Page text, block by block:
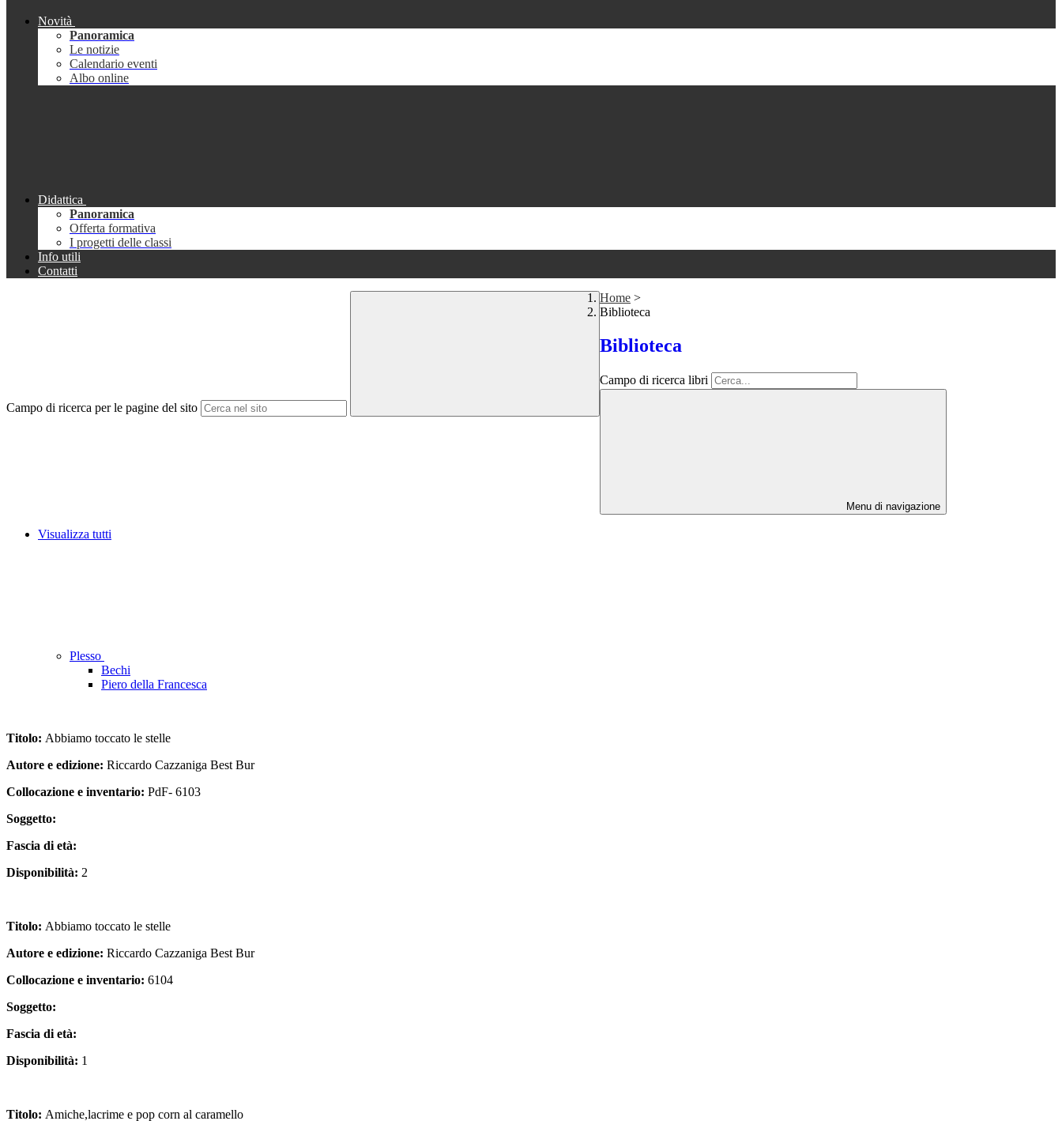
Novità
Panoramica
Le notizie
Calendario eventi
Albo online
Didattica
Panoramica
Offerta formativa
I progetti delle classi
Info utili
Contatti
Campo di ricerca per le pagine del sito
Home >
Biblioteca
Biblioteca
Campo di ricerca libri
Menu di navigazione
Visualizza tutti
Plesso
Bechi
Piero della Francesca
Titolo: Abbiamo toccato le stelle
Autore e edizione: Riccardo Cazzaniga Best Bur
Collocazione e inventario: PdF- 6103
Soggetto:
Fascia di età:
Disponibilità: 2
Titolo: Abbiamo toccato le stelle
Autore e edizione: Riccardo Cazzaniga Best Bur
Collocazione e inventario: 6104
Soggetto:
Fascia di età:
Disponibilità: 1
Titolo: Amiche,lacrime e pop corn al caramello